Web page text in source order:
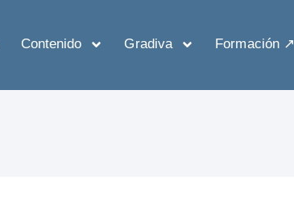
Contenido Gradiva Formación ↗︎